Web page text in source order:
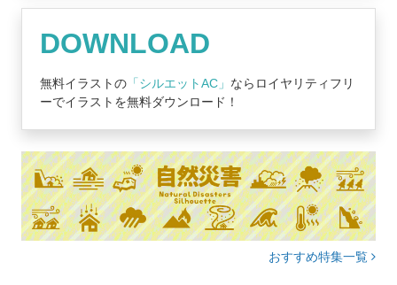
DOWNLOAD
無料イラストの 「シルエットAC」 ならロイヤリティフリ
ーでイラストを無料ダウンロード！
おすすめ特集一覧